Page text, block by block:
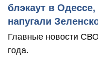
блэкаут в
напугали
Главные новости
года.